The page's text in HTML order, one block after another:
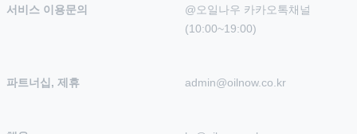
서비스 이용문의
@오일나우 카카오톡채널
(10:00~19:00)
파트너십, 제휴 admin@oilnow.co.kr